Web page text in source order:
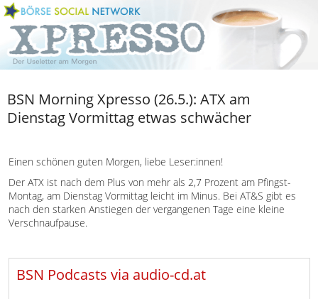
BSN Morning Xpresso (26.5.): ATX am
Dienstag Vormittag etwas schwächer
Einen schönen guten Morgen, liebe Leser:innen!
Der ATX ist nach dem Plus von mehr als 2,7 Prozent am Pfingst-
Montag, am Dienstag Vormittag leicht im Minus. Bei AT&S gibt es
nach den starken Anstiegen der vergangenen Tage eine kleine
Verschnaufpause.
BSN Podcasts via audio-cd.at